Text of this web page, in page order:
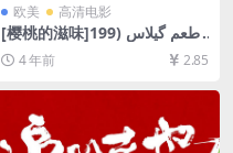
欧美 高清电影
[樱桃的滋味]طعم گیلاس (199
7)[百度网盘+迅雷云盘资源10
80P超清未删减][MP4/6.5GB]
4 年前 2.85